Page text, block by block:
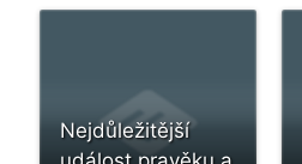
Nejdůležitější